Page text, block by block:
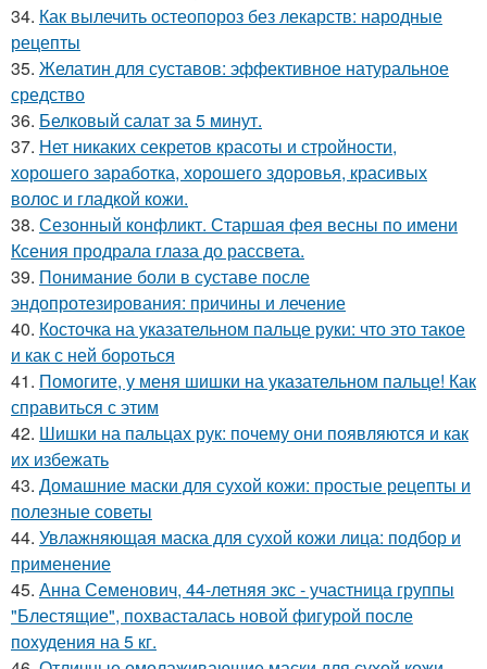
34. Как вылечить остеопороз без лекарств: народные
рецепты
35. Желатин для суставов: эффективное натуральное
средство
36. Белковый салат за 5 минут.
37. Нет никаких секретов красоты и стройности,
хорошего заработка, хорошего здоровья, красивых
волос и гладкой кожи.
38. Сезонный конфликт. Старшая фея весны по имени
Ксения продрала глаза до рассвета.
39. Понимание боли в суставе после
эндопротезирования: причины и лечение
40. Косточка на указательном пальце руки: что это такое
и как с ней бороться
41. Помогите, у меня шишки на указательном пальце! Как
справиться с этим
42. Шишки на пальцах рук: почему они появляются и как
их избежать
43. Домашние маски для сухой кожи: простые рецепты и
полезные советы
44. Увлажняющая маска для сухой кожи лица: подбор и
применение
45. Анна Семенович, 44-летняя экс - участница группы
"Блестящие", похвасталась новой фигурой после
похудения на 5 кг.